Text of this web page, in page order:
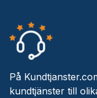
På
kundtjänster till